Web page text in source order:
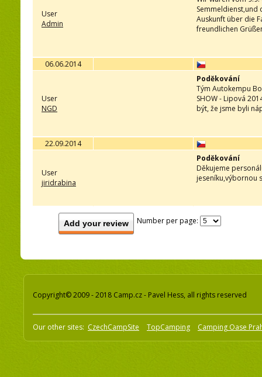
User
Admin
Auskunft über die
freundlichen
06.06.2014
User
NGD
Poděkování
Tým Autokempu
SHOW - Lipová
být, že jsme byli
22.09.2014
User
jiridrabina
Poděkování
Děkujeme
jeseníku,výbornou
Add your review Number per page:
Copyright© 2009 - 2018 Camp.cz - Pavel Hess, all rights reserved
Our other sites: CzechCampSite TopCamping Camping Oase